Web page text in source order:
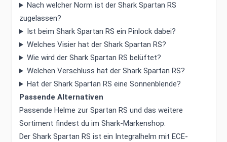
Nach welcher Norm ist der Shark Spartan RS
zugelassen?
Ist beim Shark Spartan RS ein Pinlock dabei?
Welches Visier hat der Shark Spartan RS?
Wie wird der Shark Spartan RS belüftet?
Welchen Verschluss hat der Shark Spartan RS?
Hat der Shark Spartan RS eine Sonnenblende?
Passende Alternativen
Passende Helme zur Spartan RS und das weitere
Sortiment findest du im Shark-Markenshop.
Der Shark Spartan RS ist ein Integralhelm mit ECE-